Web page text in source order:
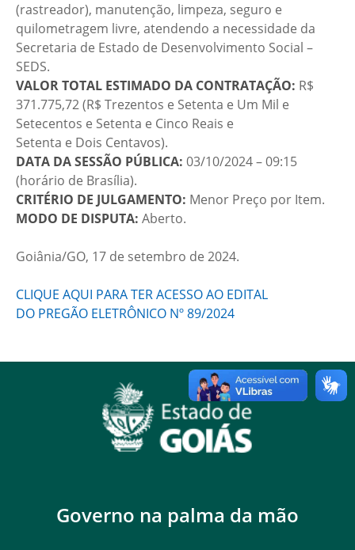
(rastreador), manutenção, limpeza, seguro e
quilometragem livre, atendendo a necessidade da
Secretaria de Estado de Desenvolvimento Social –
SEDS.
VALOR TOTAL ESTIMADO DA CONTRATAÇÃO: R$
371.775,72 (R$ Trezentos e Setenta e Um Mil e
Setecentos e Setenta e Cinco Reais e
Setenta e Dois Centavos).
DATA DA SESSÃO PÚBLICA: 03/10/2024 – 09:15
(horário de Brasília).
CRITÉRIO DE JULGAMENTO: Menor Preço por Item.
MODO DE DISPUTA: Aberto.
Goiânia/GO, 17 de setembro de 2024.
CLIQUE AQUI PARA TER ACESSO AO EDITAL
DO PREGÃO ELETRÔNICO Nº 89/2024
Governo na palma da mão